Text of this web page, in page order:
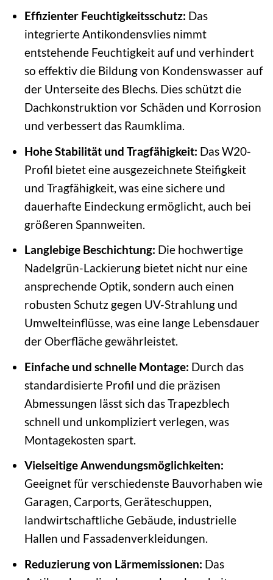
Effizienter Feuchtigkeitsschutz: Das
integrierte Antikondensvlies nimmt
entstehende Feuchtigkeit auf und verhindert
so effektiv die Bildung von Kondenswasser auf
der Unterseite des Blechs. Dies schützt die
Dachkonstruktion vor Schäden und Korrosion
und verbessert das Raumklima.
Hohe Stabilität und Tragfähigkeit: Das W20-
Profil bietet eine ausgezeichnete Steifigkeit
und Tragfähigkeit, was eine sichere und
dauerhafte Eindeckung ermöglicht, auch bei
größeren Spannweiten.
Langlebige Beschichtung: Die hochwertige
Nadelgrün-Lackierung bietet nicht nur eine
ansprechende Optik, sondern auch einen
robusten Schutz gegen UV-Strahlung und
Umwelteinflüsse, was eine lange Lebensdauer
der Oberfläche gewährleistet.
Einfache und schnelle Montage: Durch das
standardisierte Profil und die präzisen
Abmessungen lässt sich das Trapezblech
schnell und unkompliziert verlegen, was
Montagekosten spart.
Vielseitige Anwendungsmöglichkeiten:
Geeignet für verschiedenste Bauvorhaben wie
Garagen, Carports, Geräteschuppen,
landwirtschaftliche Gebäude, industrielle
Hallen und Fassadenverkleidungen.
Reduzierung von Lärmemissionen: Das